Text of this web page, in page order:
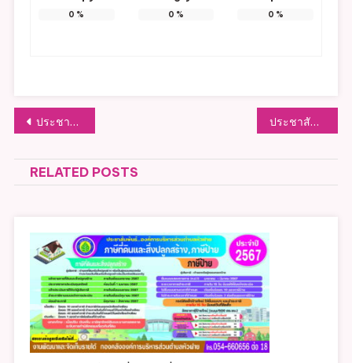
0 % 0 % 0 %
แนะแนว
เรื่อง
ประชาสัมพันธ์รณรงค์เชิญชวนให้ประชาชนสมัครเป็นอาสาสมัครท้องถิ่นรักษ์โลก (อถล.) ประชาสัมพันธ์ตรวจรับโครงการวางท่อระบายน้ำ คสล. บ้านป่าผึ้ง หมู่ที่ 5
RELATED POSTS